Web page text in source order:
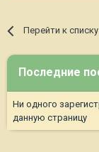
Перейти к
Последние
Ни одного
данную страницу